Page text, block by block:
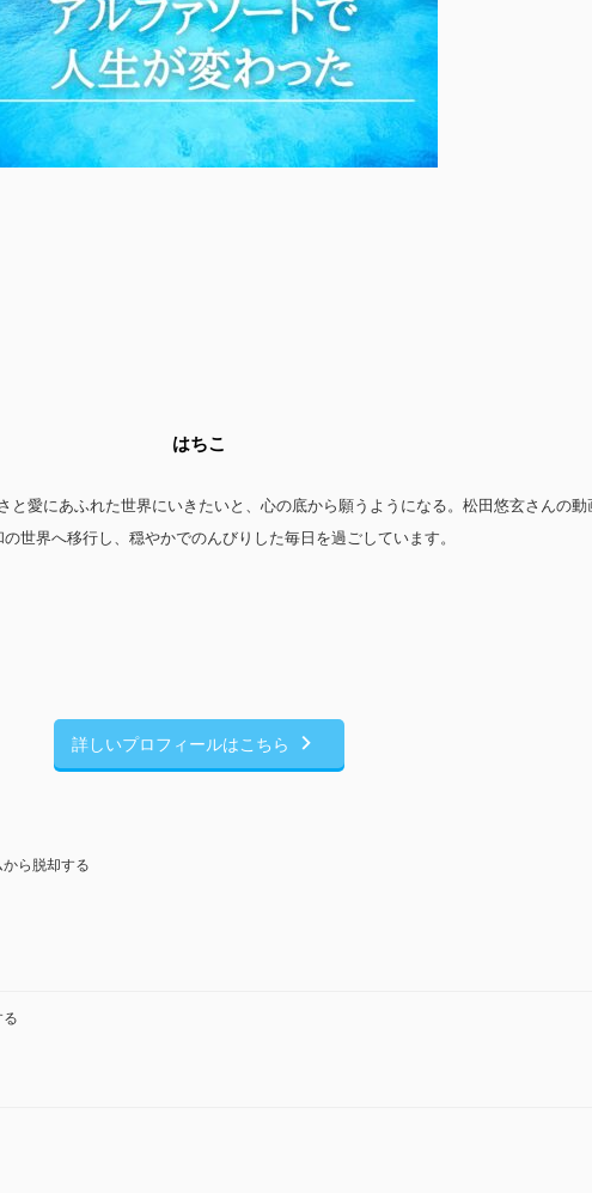
はちこ
愛にあふれた世界にいきたいと、心の底から願うようになる。松田悠玄さんの
世界へ移行し、穏やかでのんびりした毎日を過ごしています。
詳しいプロフィールはこちら
ら脱却する